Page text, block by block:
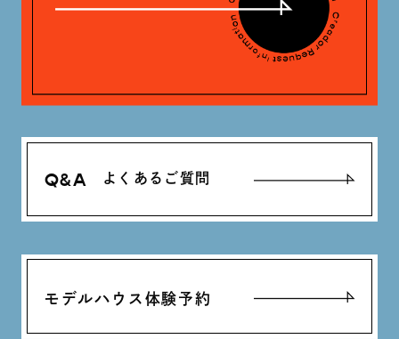
Q&A よくあるご質問
モデルハウス体験予約